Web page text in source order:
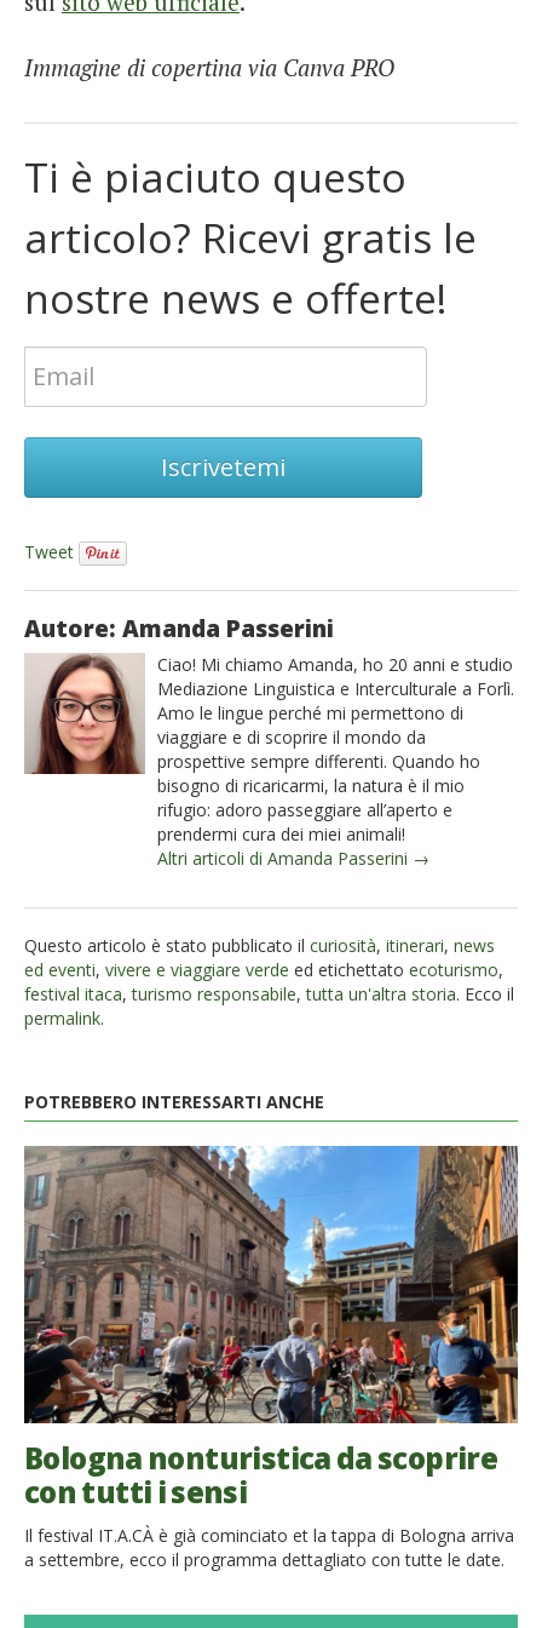
Immagine di copertina via Canva PRO
Ti è piaciuto questo
articolo? Ricevi gratis le
nostre news e offerte!
Iscrivetemi
Tweet
Autore: Amanda Passerini
Ciao! Mi chiamo Amanda, ho 20 anni e studio
Mediazione Linguistica e Interculturale a Forlì.
Amo le lingue perché mi permettono di
viaggiare e di scoprire il mondo da
prospettive sempre differenti. Quando ho
bisogno di ricaricarmi, la natura è il mio
rifugio: adoro passeggiare all’aperto e
prendermi cura dei miei animali!
Altri articoli di Amanda Passerini →
Questo articolo è stato pubblicato il curiosità, itinerari, news
ed eventi, vivere e viaggiare verde ed etichettato ecoturismo,
festival itaca,turismo responsabile,tutta un'altra storia. Ecco il
permalink.
POTREBBERO INTERESSARTI ANCHE
Bologna nonturistica da scoprire
con tutti i sensi
Il festival IT.A.CÀ è già cominciato et la tappa di Bologna arriva
a settembre, ecco il programma dettagliato con tutte le date.